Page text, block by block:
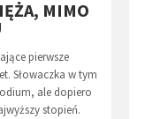
MIMO
pierwsze
Słowaczka w tym
ale dopiero
stopień.